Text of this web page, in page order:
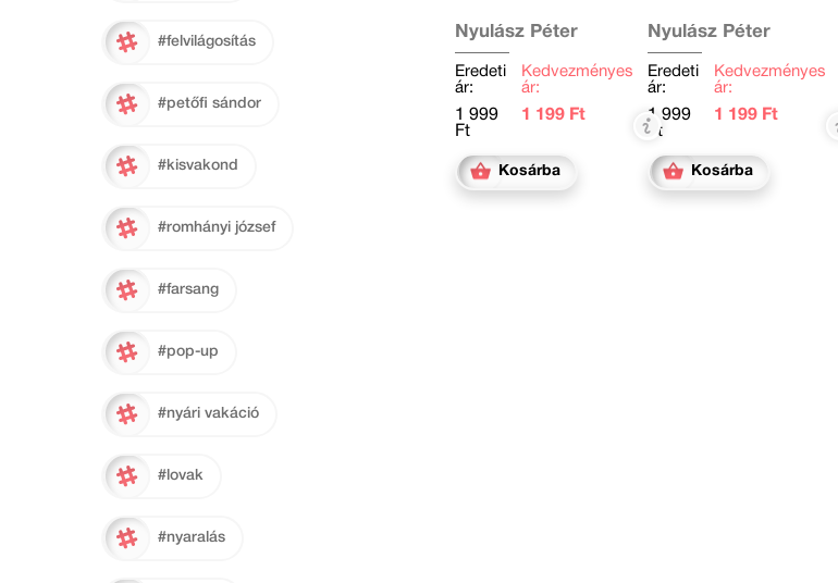
#felvilágosítás
#petőfi sándor
#kisvakond
#romhányi józsef
#farsang
#pop-up
#nyári vakáció
#lovak
#nyaralás
Nyulász Péter
Eredeti
ár:
1 999
Ft
Kedvezményes
ár:
1 199 Ft
Kosárba
Nyulász Péter
Eredeti
ár:
1 999
Ft
Kedvezményes
ár:
1 199 Ft
Kosárba